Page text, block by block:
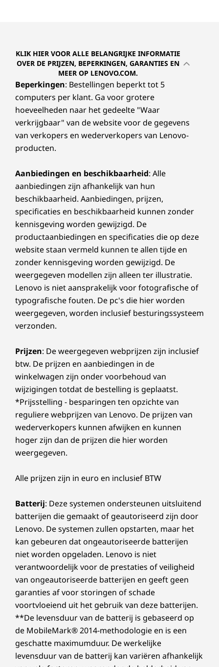
KLIK HIER VOOR ALLE BELANGRIJKE INFORMATIE
OVER DE PRIJZEN, BEPERKINGEN, GARANTIES EN
MEER OP LENOVO.COM.
Beperkingen: Bestellingen beperkt tot 5
computers per klant. Ga voor grotere
hoeveelheden naar het gedeelte "Waar
verkrijgbaar" van de website voor de gegevens
van verkopers en wederverkopers van Lenovo-
producten.
Aanbiedingen en beschikbaarheid: Alle
aanbiedingen zijn afhankelijk van hun
beschikbaarheid. Aanbiedingen, prijzen,
specificaties en beschikbaarheid kunnen zonder
kennisgeving worden gewijzigd. De
productaanbiedingen en specificaties die op deze
website staan vermeld kunnen te allen tijde en
zonder kennisgeving worden gewijzigd. De
weergegeven modellen zijn alleen ter illustratie.
Lenovo is niet aansprakelijk voor fotografische of
typografische fouten. De pc's die hier worden
weergegeven, worden inclusief besturingssysteem
verzonden.
Prijzen: De weergegeven webprijzen zijn inclusief
btw. De prijzen en aanbiedingen in de
winkelwagen zijn onder voorbehoud van
wijzigingen totdat de bestelling is geplaatst.
*Prijsstelling - besparingen ten opzichte van
reguliere webprijzen van Lenovo. De prijzen van
wederverkopers kunnen afwijken en kunnen
hoger zijn dan de prijzen die hier worden
weergegeven.
Alle prijzen zijn in euro en inclusief BTW
Batterij: Deze systemen ondersteunen uitsluitend
batterijen die gemaakt of geautoriseerd zijn door
Lenovo. De systemen zullen opstarten, maar het
kan gebeuren dat ongeautoriseerde batterijen
niet worden opgeladen. Lenovo is niet
verantwoordelijk voor de prestaties of veiligheid
van ongeautoriseerde batterijen en geeft geen
garanties af voor storingen of schade
voortvloeiend uit het gebruik van deze batterijen.
**De levensduur van de batterij is gebaseerd op
de MobileMark® 2014-methodologie en is een
geschatte maximumduur. De werkelijke
levensduur van de batterij kan variëren afhankelijk